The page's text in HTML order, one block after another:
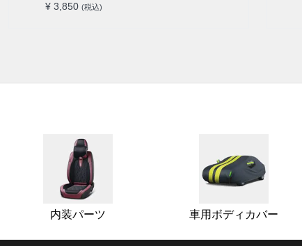
¥ 3,850 (税込)
内装パーツ 車用ボディカバー